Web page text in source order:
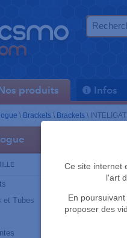
Nos produits Infos
Ce site internet
l'art
En
proposer des
\ Brackets \ Brackets \
et Tubes